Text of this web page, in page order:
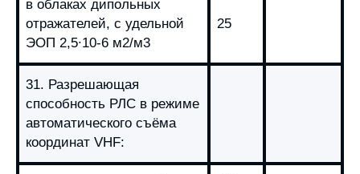
в облаках дипольных
отражателей, с удельной
ЭОП 2,5∙10-6 м2/м3
25
31. Разрешающая
способность РЛС в режиме
автоматического съёма
координат VHF: